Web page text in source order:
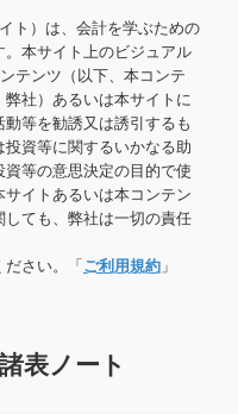
ト）は、会計を学ぶための
本サイト上のビジュアル
テンツ（以下、本コンテ
社）あるいは本サイトに
等を勧誘又は誘引するも
資等に関するいかなる助
等の意思決定の目的で使
イトあるいは本コンテン
ても、弊社は一切の責任
さい。「 ご利用規約 」
表ノート